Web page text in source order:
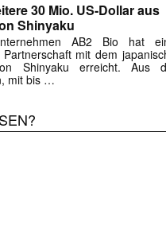
30 Mio. US-Dollar aus
Shinyaku
AB2 Bio hat
mit dem
Shinyaku erreicht. Aus
mit bis …